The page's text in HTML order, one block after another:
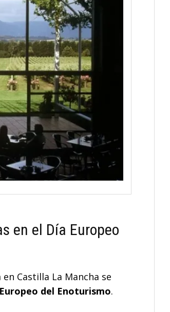
en el Día Europeo
Castilla La Mancha se
del Enoturismo.